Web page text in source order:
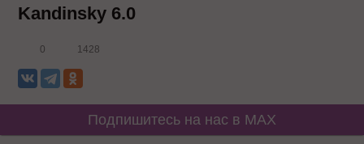
Kandinsky 6.0
0 1428
Подпишитесь на нас в MAX